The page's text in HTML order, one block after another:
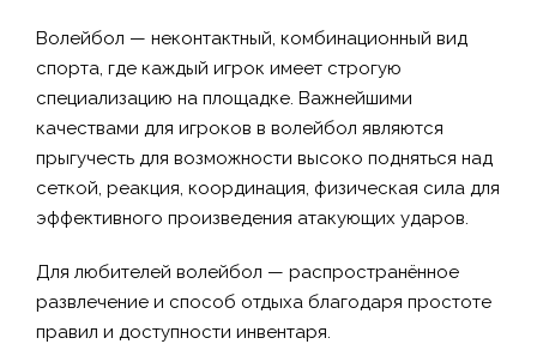
Волейбол — неконтактный, комбинационный вид
спорта, где каждый игрок имеет строгую
специализацию на площадке. Важнейшими
качествами для игроков в волейбол являются
прыгучесть для возможности высоко подняться над
сеткой, реакция, координация, физическая сила для
эффективного произведения атакующих ударов.
Для любителей волейбол — распространённое
развлечение и способ отдыха благодаря простоте
правил и доступности инвентаря.